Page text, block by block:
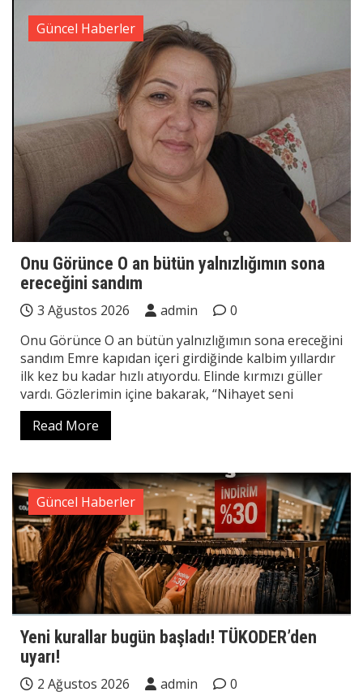
Güncel Haberler
Onu Görünce O an bütün yalnızlığımın sona
ereceğini sandım
3 Ağustos 2026 admin
0
Onu Görünce O an bütün yalnızlığımın sona ereceğini
sandım Emre kapıdan içeri girdiğinde kalbim yıllardır
ilk kez bu kadar hızlı atıyordu. Elinde kırmızı güller
vardı. Gözlerimin içine bakarak, “Nihayet seni
Read More
Güncel Haberler
Yeni kurallar bugün başladı! TÜKODER’den
uyarı!
2 Ağustos 2026 admin
0